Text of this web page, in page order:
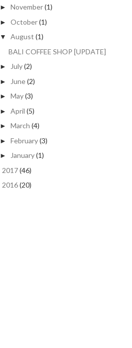
► November(1)
► October(1)
▼ August (1)
BALI COFFEE SHOP [UPDATE]
► July(2)
► June(2)
► May(3)
► April (5)
► March (4)
► February(3)
► January(1)
2017(46)
2016(20)